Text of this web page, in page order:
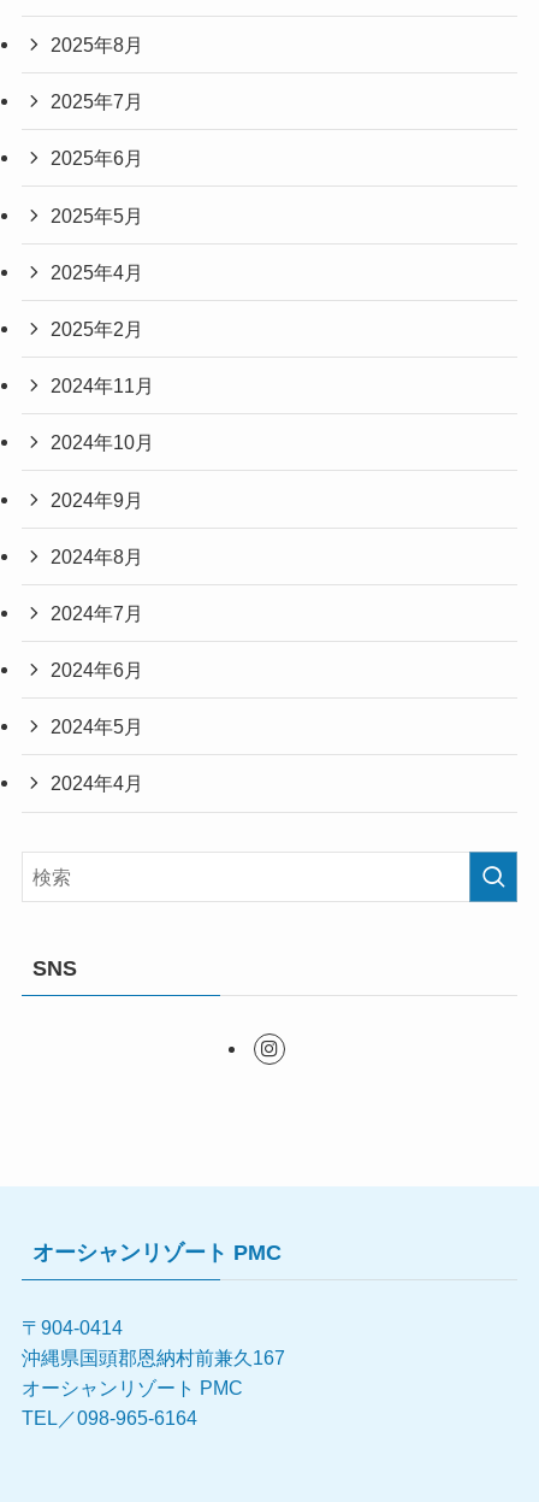
2025年8月
2025年7月
2025年6月
2025年5月
2025年4月
2025年2月
2024年11月
2024年10月
2024年9月
2024年8月
2024年7月
2024年6月
2024年5月
2024年4月
SNS
オーシャンリゾート PMC
〒904-0414
沖縄県国頭郡恩納村前兼久167
オーシャンリゾート PMC
TEL／098-965-6164